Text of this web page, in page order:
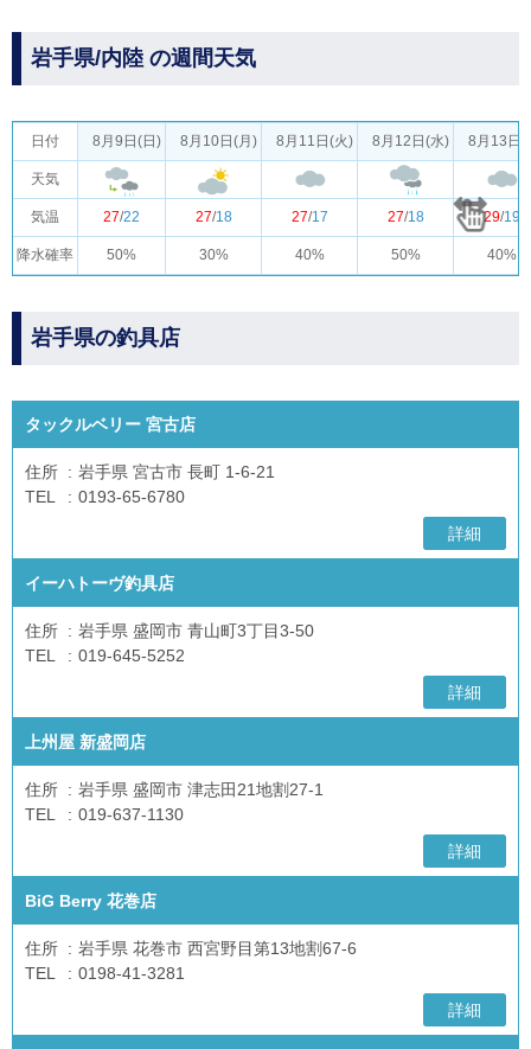
岩手県/内陸 の週間天気
日付
天気
気温
降水確率
8月9日(日) 8月10日(月) 8月11日(火) 8月12日(水) 8月13日(
27/22 27/18 27/17 27/18 29/19
50% 30% 40% 50% 40%
岩手県の釣具店
タックルベリー 宮古店
住所
岩手県 宮古市 長町 1-6-21
TEL
0193-65-6780
詳細
イーハトーヴ釣具店
住所
岩手県 盛岡市 青山町3丁目3-50
TEL
019-645-5252
詳細
上州屋 新盛岡店
住所
岩手県 盛岡市 津志田21地割27-1
TEL
019-637-1130
詳細
BiG Berry 花巻店
住所
岩手県 花巻市 西宮野目第13地割67-6
TEL
0198-41-3281
詳細